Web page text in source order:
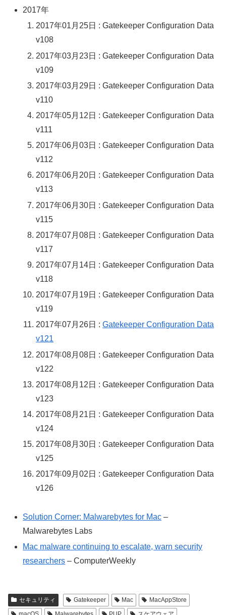
2017年
2017年01月25日 : Gatekeeper Configuration Data
v108
2017年03月23日 : Gatekeeper Configuration Data
v109
2017年03月29日 : Gatekeeper Configuration Data
v110
2017年05月12日 : Gatekeeper Configuration Data
v111
2017年06月03日 : Gatekeeper Configuration Data
v112
2017年06月20日 : Gatekeeper Configuration Data
v113
2017年06月30日 : Gatekeeper Configuration Data
v115
2017年07月08日 : Gatekeeper Configuration Data
v117
2017年07月14日 : Gatekeeper Configuration Data
v118
2017年07月19日 : Gatekeeper Configuration Data
v119
2017年07月26日 :Gatekeeper Configuration Data
v121
2017年08月08日 : Gatekeeper Configuration Data
v122
2017年08月12日 : Gatekeeper Configuration Data
v123
2017年08月21日 : Gatekeeper Configuration Data
v124
2017年08月30日 : Gatekeeper Configuration Data
v125
2017年09月02日 : Gatekeeper Configuration Data
v126
Solution Corner: Malwarebytes for Mac –
Malwarebytes Labs
Mac malware continuing to escalate, warn security
researchers – ComputerWeekly
セキュリティ Gatekeeper Mac
MacAppStore